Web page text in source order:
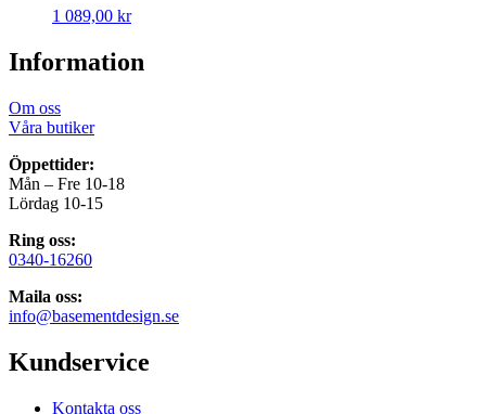
1 089,00 kr
Information
Om oss
Våra butiker
Öppettider:
Mån – Fre 10-18
Lördag 10-15
Ring oss:
0340-16260
Maila oss:
info@basementdesign.se
Kundservice
Kontakta oss